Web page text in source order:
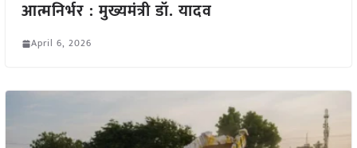
आत्मनिर्भर : मुख्यमंत्री डॉ. यादव
April 6, 2026